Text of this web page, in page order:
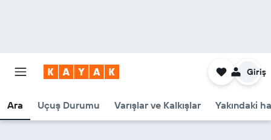
Ara Uçuş Durumu Varışlar ve Kalkışlar Yakındaki
Giriş